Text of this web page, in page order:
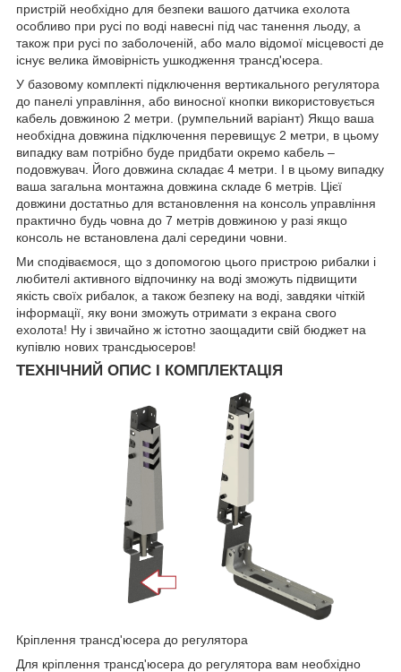
пристрій необхідно для безпеки вашого датчика ехолота
особливо при русі по воді навесні під час танення льоду, а
також при русі по заболоченій, або мало відомої місцевості де
існує велика ймовірність ушкодження трансд'юсера.
У базовому комплекті підключення вертикального регулятора
до панелі управління, або виносної кнопки використовується
кабель довжиною 2 метри. (румпельний варіант) Якщо ваша
необхідна довжина підключення перевищує 2 метри, в цьому
випадку вам потрібно буде придбати окремо кабель –
подовжувач. Його довжина складає 4 метри. І в цьому випадку
ваша загальна монтажна довжина складе 6 метрів. Цієї
довжини достатньо для встановлення на консоль управління
практично будь човна до 7 метрів довжиною у разі якщо
консоль не встановлена далі середини човни.
Ми сподіваємося, що з допомогою цього пристрою рибалки і
любителі активного відпочинку на воді зможуть підвищити
якість своїх рибалок, а також безпеку на воді, завдяки чіткій
інформації, яку вони зможуть отримати з екрана свого
ехолота! Ну і звичайно ж істотно заощадити свій бюджет на
купівлю нових трансдьюсеров!
ТЕХНІЧНИЙ ОПИС І КОМПЛЕКТАЦІЯ
Кріплення трансд'юсера до регулятора
Для кріплення трансд'юсера до регулятора вам необхідно